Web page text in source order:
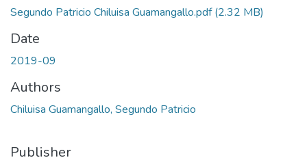
Segundo Patricio Chiluisa Guamangallo.pdf(2.32 MB)
Date
2019-09
Authors
Chiluisa Guamangallo, Segundo Patricio
Publisher